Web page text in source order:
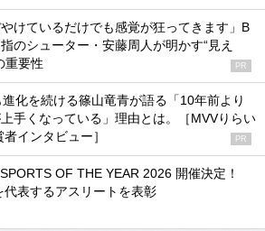
やけているだけでも感覚が狂ってきます」B
のシューター・安藤周人が明かす“見え
重要性
PR
化を続ける篠山竜青が語る「10年前より
手くなっている」理由とは。［MVVりらい
インタビュー］
PR
OF THE YEAR 2026 開催決定！
代表するアスリートを表彰